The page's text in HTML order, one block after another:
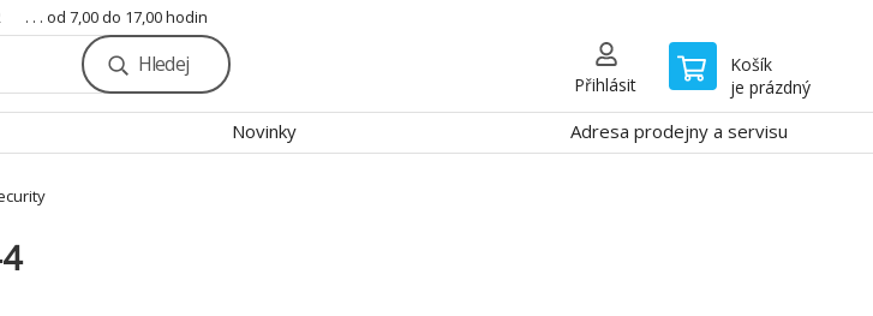
. . . od 7,00 do 17,00 hodin
Hledej
Přihlásit
Košík
je prázdný
Novinky Adresa prodejny a servisu